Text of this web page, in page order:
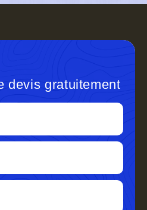
devis gratuitement